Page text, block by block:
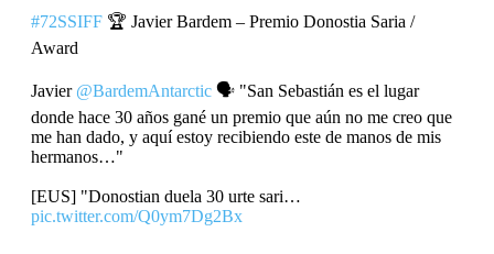
#72SSIFF🏆 Javier Bardem – Premio Donostia Saria /
Award
Javier @BardemAntarctic🗣️ "San Sebastián es el lugar
donde hace 30 años gané un premio que aún no me creo que
me han dado, y aquí estoy recibiendo este de manos de mis
hermanos…"
[EUS] "Donostian duela 30 urte sari…
pic.twitter.com/Q0ym7Dg2Bx